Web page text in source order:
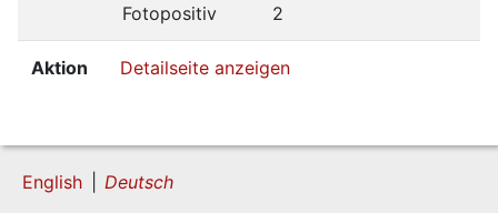
Fotopositiv
2
Aktion Detailseite anzeigen
English Deutsch